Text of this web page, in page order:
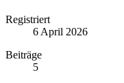
Registriert
6 April 2026
Beiträge
5